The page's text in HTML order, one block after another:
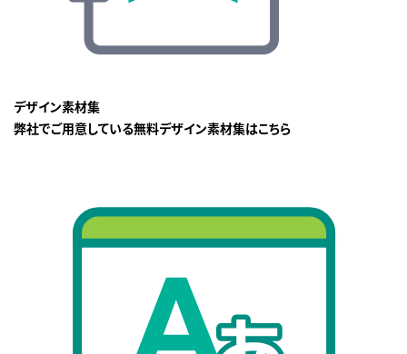
デザイン素材集
弊社でご用意している無料デザイン素材集はこちら